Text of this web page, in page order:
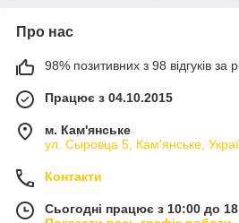
Про нас
98% позитивних з 98 відгуків за
Працює з 04.10.2015
м. Кам'янське
ул. Сыровца 5, Кам'янське,
Контакти
Сьогодні працює з 10:00 до